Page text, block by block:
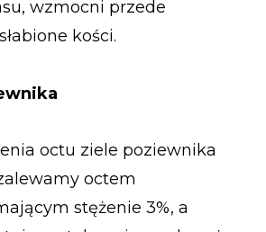
wzmocni przede
kości.
octu ziele poziewnika
octem
stężenie 3%, a